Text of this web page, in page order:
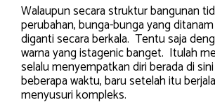
Walaupun secara struktur bangunan
perubahan, bunga-bunga yang
diganti secara berkala. Tentu saja
warna yang istagenic banget. Itulah
selalu menyempatkan diri berada di
beberapa waktu, baru setelah itu
menyusuri kompleks.